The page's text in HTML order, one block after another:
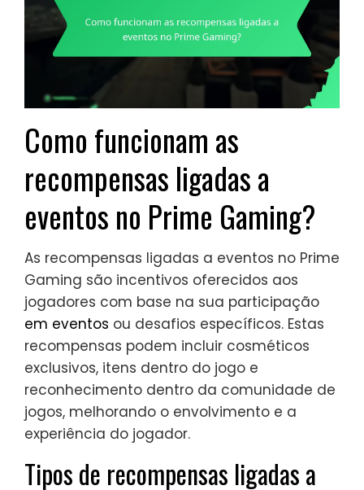
Como funcionam as
recompensas ligadas a
eventos no Prime Gaming?
As recompensas ligadas a eventos no Prime
Gaming são incentivos oferecidos aos
jogadores com base na sua participação
em eventos ou desafios específicos. Estas
recompensas podem incluir cosméticos
exclusivos, itens dentro do jogo e
reconhecimento dentro da comunidade de
jogos, melhorando o envolvimento e a
experiência do jogador.
Tipos de recompensas ligadas a